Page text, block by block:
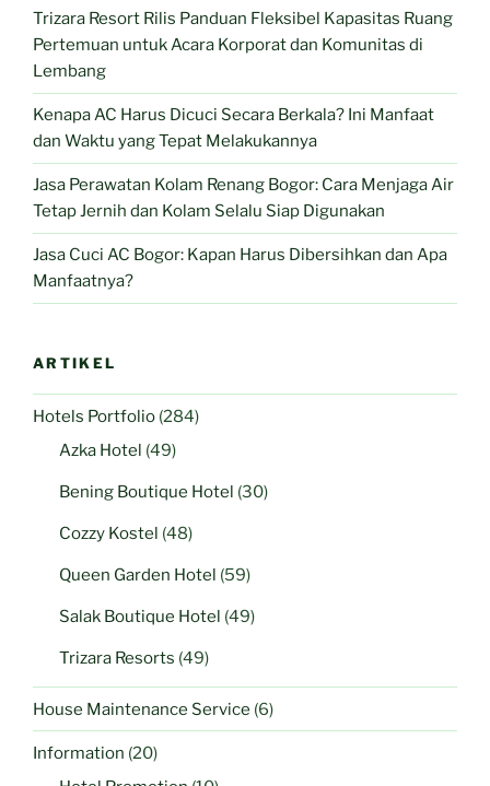
Trizara Resort Rilis Panduan Fleksibel Kapasitas Ruang
Pertemuan untuk Acara Korporat dan Komunitas di
Lembang
Kenapa AC Harus Dicuci Secara Berkala? Ini Manfaat
dan Waktu yang Tepat Melakukannya
Jasa Perawatan Kolam Renang Bogor: Cara Menjaga Air
Tetap Jernih dan Kolam Selalu Siap Digunakan
Jasa Cuci AC Bogor: Kapan Harus Dibersihkan dan Apa
Manfaatnya?
ARTIKEL
Hotels Portfolio (284)
Azka Hotel (49)
Bening Boutique Hotel (30)
Cozzy Kostel (48)
Queen Garden Hotel (59)
Salak Boutique Hotel (49)
Trizara Resorts (49)
House Maintenance Service (6)
Information (20)